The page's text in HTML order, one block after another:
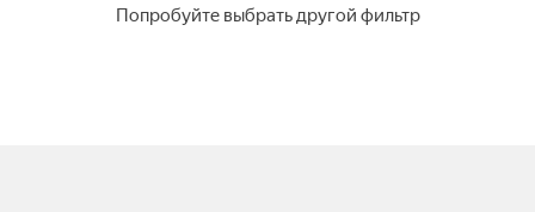
Попробуйте выбрать другой фильтр